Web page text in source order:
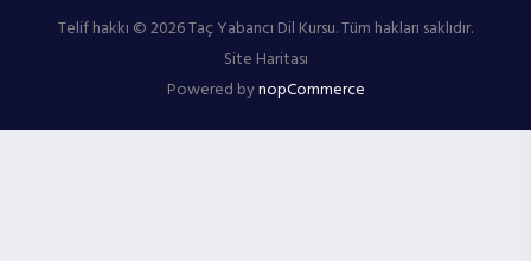
Telif hakkı © 2026 Taç Yabancı Dil Kursu. Tüm hakları saklıdır.
Site Haritası
Powered bynopCommerce